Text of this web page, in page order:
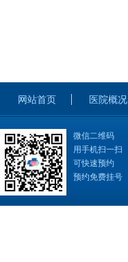
网站首页 医院概况
微信二维码
用手机扫一扫
可快速预约
预约免费挂号